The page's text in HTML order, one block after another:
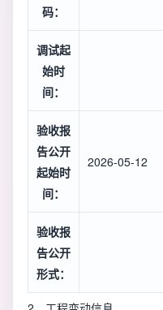
码：
调试起
始时
间：
验收报
告公开
起始时
间：
2026-05-12
验收报
告公开
形式：